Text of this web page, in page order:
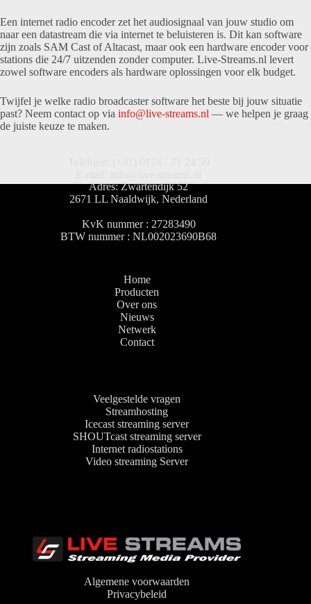
Een internet radio encoder zet het audiosignaal van jouw studio om
naar een datastream die via internet te beluisteren is. Dit kan software
zijn zoals SAM Cast of Altacast, maar ook een hardware encoder voor
stations die 24/7 uitzenden zonder computer. Live-Streams.nl levert
zowel software encoders als hardware oplossingen voor elk budget.
Twijfel je welke radio broadcaster software het beste bij jouw situatie
past? Neem contact op via info@live-streams.nl — we helpen je graag
de juiste keuze te maken.
Adres: Zwartendijk 52
2671 LL Naaldwijk, Nederland
KvK nummer : 27283490
BTW nummer : NL002023690B68
Home
Producten
Over ons
Nieuws
Netwerk
Contact
Veelgestelde vragen
Streamhosting
Icecast streaming server
SHOUTcast streaming server
Internet radiostations
Video streaming Server
Algemene voorwaarden
Privacybeleid